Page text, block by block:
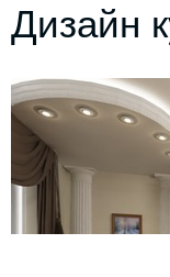
Дизайн